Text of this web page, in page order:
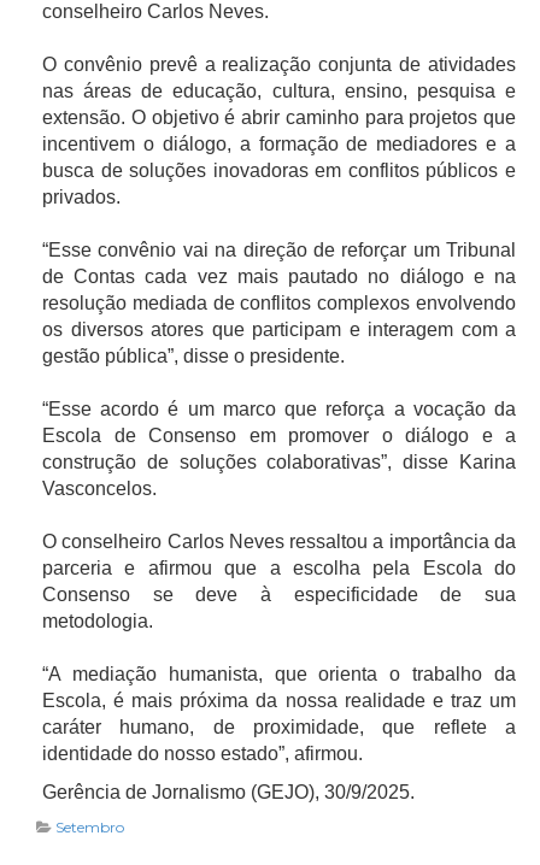
conselheiro Carlos Neves.
O convênio prevê a realização conjunta de atividades
nas áreas de educação, cultura, ensino, pesquisa e
extensão. O objetivo é abrir caminho para projetos que
incentivem o diálogo, a formação de mediadores e a
busca de soluções inovadoras em conflitos públicos e
privados.
“Esse convênio vai na direção de reforçar um Tribunal
de Contas cada vez mais pautado no diálogo e na
resolução mediada de conflitos complexos envolvendo
os diversos atores que participam e interagem com a
gestão pública”, disse o presidente.
“Esse acordo é um marco que reforça a vocação da
Escola de Consenso em promover o diálogo e a
construção de soluções colaborativas”, disse Karina
Vasconcelos.
O conselheiro Carlos Neves ressaltou a importância da
parceria e afirmou que a escolha pela Escola do
Consenso se deve à especificidade de sua
metodologia.
“A mediação humanista, que orienta o trabalho da
Escola, é mais próxima da nossa realidade e traz um
caráter humano, de proximidade, que reflete a
identidade do nosso estado”, afirmou.
Gerência de Jornalismo (GEJO), 30/9/2025.
Setembro